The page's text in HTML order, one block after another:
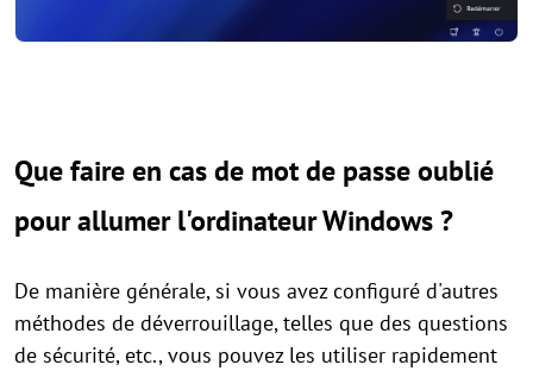
Que faire en cas de mot de passe oublié
pour allumer l'ordinateur Windows ?
De manière générale, si vous avez configuré d'autres
méthodes de déverrouillage, telles que des questions
de sécurité, etc., vous pouvez les utiliser rapidement